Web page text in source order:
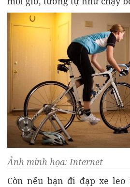
Ảnh minh họa: Internet
Còn nếu bạn đi đạp xe